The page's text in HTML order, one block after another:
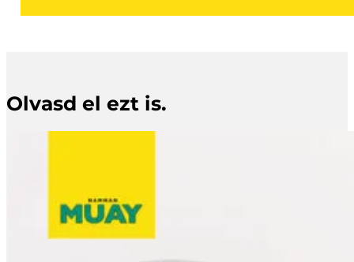
Olvasd el ezt is.